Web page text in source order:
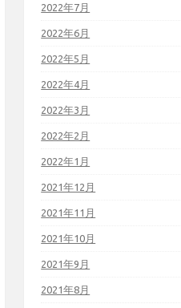
2022年7月
2022年6月
2022年5月
2022年4月
2022年3月
2022年2月
2022年1月
2021年12月
2021年11月
2021年10月
2021年9月
2021年8月